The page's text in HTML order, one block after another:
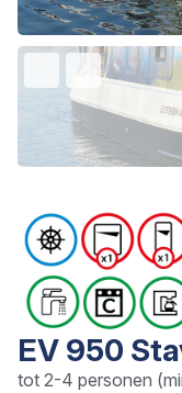
EV 950
tot 2-4 personen